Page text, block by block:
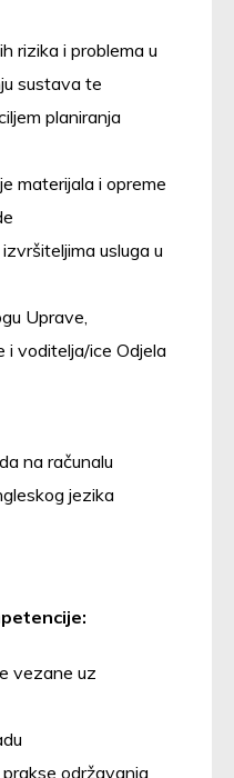
rizika i problema u
sustava te
planiranja
materijala i opreme
usluga u
Uprave,
i voditelja/ice Odjela
na računalu
jezika
vezane uz
održavanja